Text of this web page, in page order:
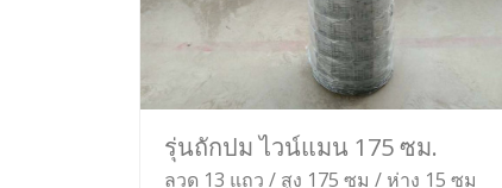
รุ่นถักปม ไวน์แมน 175 ซม.
ลวด 13 แถว / สูง 175 ซม / ห่าง 15 ซม